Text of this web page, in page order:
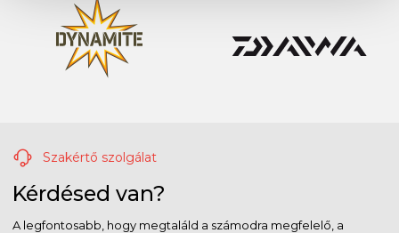
Szakértő szolgálat
Kérdésed van?
A legfontosabb, hogy megtaláld a számodra megfelelő, a